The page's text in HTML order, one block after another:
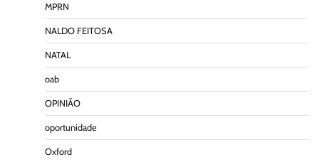
MPRN
NALDO FEITOSA
NATAL
oab
OPINIÃO
oportunidade
Oxford